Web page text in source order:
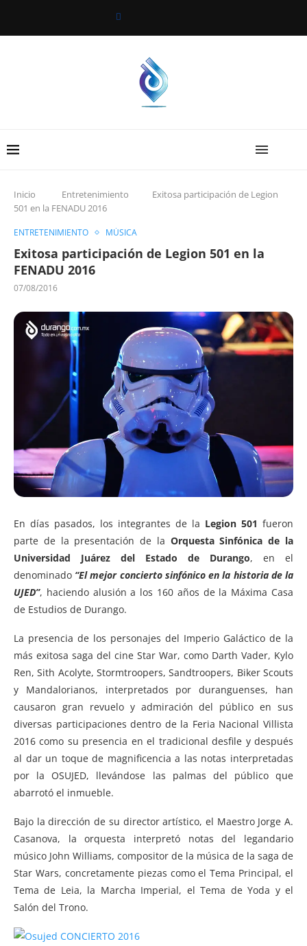
Inicio Entretenimiento
Exitosa participación de Legion
501 en la FENADU 2016
ENTRETENIMIENTO MÚSICA
Exitosa participación de Legion 501 en la
FENADU 2016
07/08/2016
En días pasados, los integrantes de la Legion 501 fueron
parte de la presentación de la Orquesta Sinfónica de la
Universidad Juárez del Estado de Durango, en el
denominado “El mejor concierto sinfónico en la historia de la
UJED”, haciendo alusión a los 160 años de la Máxima Casa
de Estudios de Durango.
La presencia de los personajes del Imperio Galáctico de la
más exitosa saga del cine Star War, como Darth Vader, Kylo
Ren, Sith Acolyte, Stormtroopers, Sandtroopers, Biker Scouts
y Mandalorianos, interpretados por duranguenses, han
causaron gran revuelo y admiración del público en sus
diversas participaciones dentro de la Feria Nacional Villista
2016 como su presencia en el tradicional desfile y después
al dar un toque de magnificencia a las notas interpretadas
por la OSUJED, llevándose las palmas del público que
abarrotó el inmueble.
Bajo la dirección de su director artístico, el Maestro Jorge A.
Casanova, la orquesta interpretó notas del legandario
músico John Williams, compositor de la música de la saga de
Star Wars, concretamente piezas como el Tema Principal, el
Tema de Leia, la Marcha Imperial, el Tema de Yoda y el
Salón del Trono.